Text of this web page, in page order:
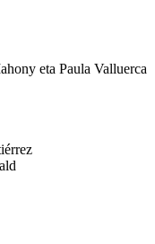
eta Paula Valluerca